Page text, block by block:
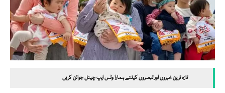
تازہ ترین خبروں اور تبصروں کیلئے ہمارا وٹس ایپ چینل جوائن کریں